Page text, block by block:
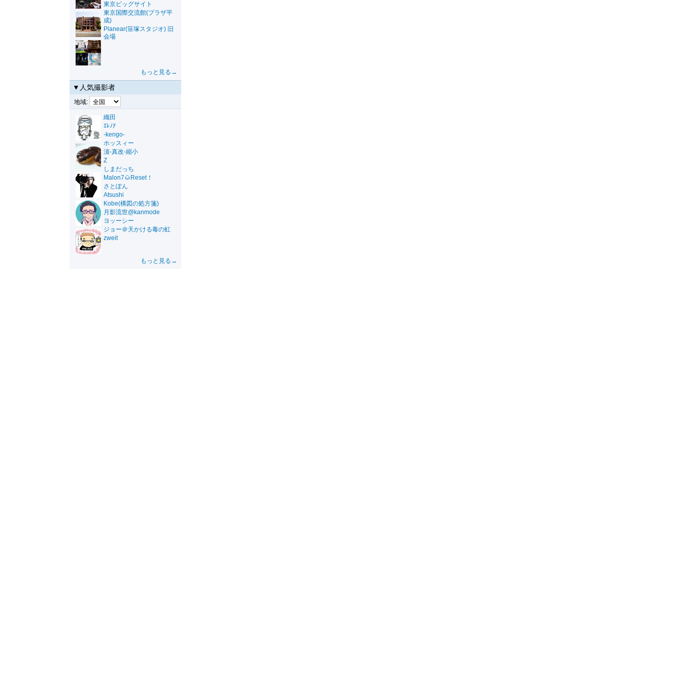
東京ビッグサイト
東京国際交流館(プラザ平
成)
Planear(笹塚スタジオ) 旧
会場
もっと見る→
▼人気撮影者
地域:
織田
ｴﾚﾉｱ
-kengo-
ホッスィー
濵-真改-縮小
Z
しまだっち
Malon7🌰Reset！
さとぽん
Atsushi
Kobe(構図の処方箋)
月影流世@kanmode
ヨッーシー
ジョー＠天かける毒の虹
zweit
もっと見る→